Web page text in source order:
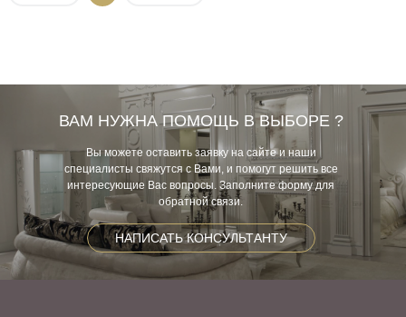
ВАМ НУЖНА ПОМОЩЬ В ВЫБОРЕ ?
Вы можете оставить заявку на сайте и наши
специалисты свяжутся с Вами, и помогут решить все
интересующие Вас вопросы. Заполните форму для
обратной связи.
НАПИСАТЬ КОНСУЛЬТАНТУ